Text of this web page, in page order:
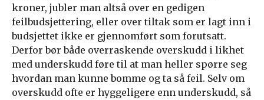
kroner, jubler man altså over en gedigen
feilbudsjettering, eller over tiltak som er lagt inn i
budsjettet ikke er gjennomført som forutsatt.
Derfor bør både overraskende overskudd i likhet
med underskudd føre til at man heller spørre seg
hvordan man kunne bomme og ta så feil. Selv om
overskudd ofte er hyggeligere enn underskudd, så